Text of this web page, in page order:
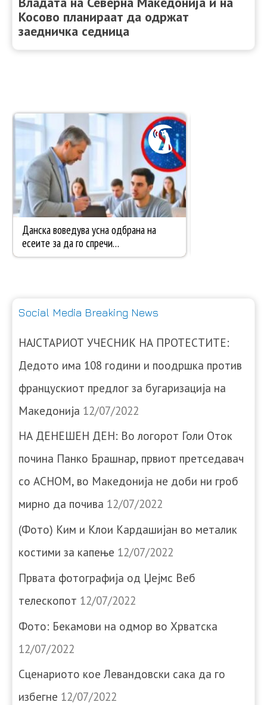
Косово планираат да одржат
заедничка седница
Social Media Breaking News
НАЈСТАРИОТ УЧЕСНИК НА ПРОТЕСТИТЕ:
Дедото има 108 години и поодршка против
францускиот предлог за бугаризација на
Македонија 12/07/2022
НА ДЕНЕШЕН ДЕН: Во логорот Голи Оток
почина Панко Брашнар, првиот претседавач
со АСНОМ, во Македонија не доби ни гроб
мирно да почива 12/07/2022
(Фото) Ким и Клои Кардашијан во металик
костими за капење 12/07/2022
Првата фотографија од Џејмс Веб
телескопот 12/07/2022
Фото: Бекамови на одмор во Хрватска
12/07/2022
Сценариото кое Левандовски сака да го
избегне 12/07/2022